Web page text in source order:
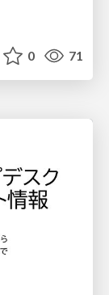
0 71